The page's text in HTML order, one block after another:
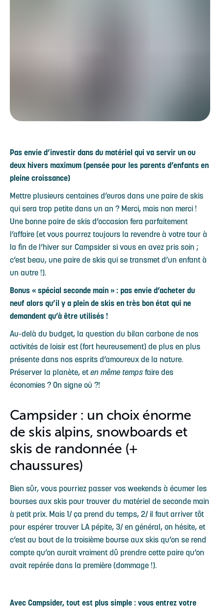
Pas envie d’investir dans du matériel qui va servir un ou
deux hivers maximum (pensée pour les parents d’enfants en
pleine croissance)
Mettre plusieurs centaines d’euros dans une paire de skis
qui sera trop petite dans un an ? Merci, mais non merci !
Une bonne paire de skis d’occasion fera parfaitement
l’affaire (et vous pourrez toujours la revendre à votre tour à
la fin de l’hiver sur Campsider si vous en avez pris soin ;
c’est beau, une paire de skis qui se transmet d’un enfant à
un autre !).
Bonus « spécial seconde main » : pas envie d’acheter du
neuf alors qu’il y a plein de skis en très bon état qui ne
demandent qu’à être utilisés !
Au-delà du budget, la question du bilan carbone de nos
activités de loisir est (fort heureusement) de plus en plus
présente dans nos esprits d’amoureux de la nature.
Préserver la planète, et en même temps faire des
économies ? On signe où ?!
Campsider : un choix énorme
de skis alpins, snowboards et
skis de randonnée (+
chaussures)
Bien sûr, vous pourriez passer vos weekends à écumer les
bourses aux skis pour trouver du matériel de seconde main
à petit prix. Mais 1/ ça prend du temps, 2/ il faut arriver tôt
pour espérer trouver LA pépite, 3/ en général, on hésite, et
c’est au bout de la troisième bourse aux skis qu’on se rend
compte qu’on aurait vraiment dû prendre cette paire qu’on
avait repérée dans la première (dommage !).
Avec Campsider, tout est plus simple : vous entrez votre